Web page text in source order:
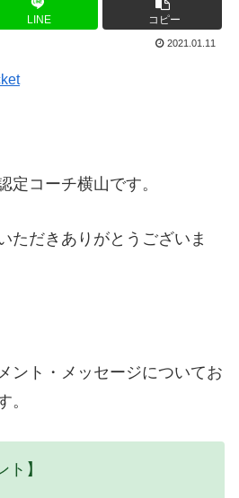
LINE コピー
2021.01.11
定コーチ横山です。
ただきありがとうございま
ント・メッセージについてお
。
ト】